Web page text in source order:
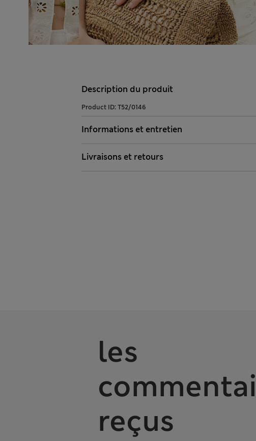
Description du produit
Product ID: T52/0146
Informations et entretien
Livraisons et retours
les
reçus